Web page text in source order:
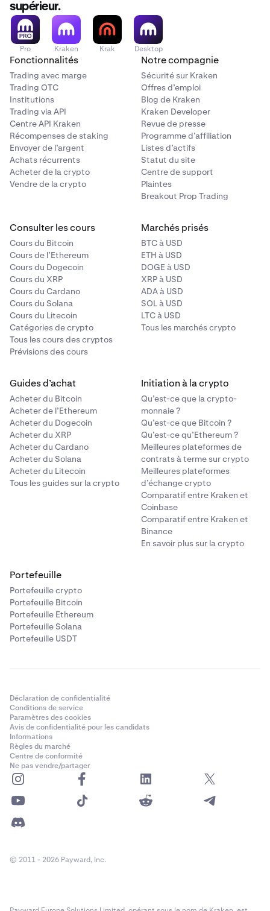
supérieur.
Pro Kraken Krak Desktop
Fonctionnalités
Trading avec marge
Trading OTC
Institutions
Trading via API
Centre API Kraken
Récompenses de staking
Envoyer de l’argent
Achats récurrents
Acheter de la crypto
Vendre de la crypto
Notre compagnie
Sécurité sur Kraken
Offres d’emploi
Blog de Kraken
Kraken Developer
Revue de presse
Programme d’affiliation
Listes d’actifs
Statut du site
Centre de support
Plaintes
Breakout Prop Trading
Consulter les cours
Cours du Bitcoin
Cours de l’Ethereum
Cours du Dogecoin
Cours du XRP
Cours du Cardano
Cours du Solana
Cours du Litecoin
Catégories de crypto
Tous les cours des cryptos
Prévisions des cours
Marchés prisés
BTC à USD
ETH à USD
DOGE à USD
XRP à USD
ADA à USD
SOL à USD
LTC à USD
Tous les marchés crypto
Guides d’achat
Acheter du Bitcoin
Acheter de l’Ethereum
Acheter du Dogecoin
Acheter du XRP
Acheter du Cardano
Acheter du Solana
Acheter du Litecoin
Tous les guides sur la crypto
Initiation à la crypto
Qu’est-ce que la crypto-
monnaie ?
Qu’est-ce que Bitcoin ?
Qu’est-ce qu’Ethereum ?
Meilleures plateformes de
contrats à terme sur crypto
Meilleures plateformes
d’échange crypto
Comparatif entre Kraken et
Coinbase
Comparatif entre Kraken et
Binance
En savoir plus sur la crypto
Portefeuille
Portefeuille crypto
Portefeuille Bitcoin
Portefeuille Ethereum
Portefeuille Solana
Portefeuille USDT
Déclaration de confidentialité
Conditions de service
Paramètres des cookies
Avis de confidentialité pour les candidats
Informations
Règles du marché
Centre de conformité
Ne pas vendre/partager
© 2011 - 2026 Payward, Inc.